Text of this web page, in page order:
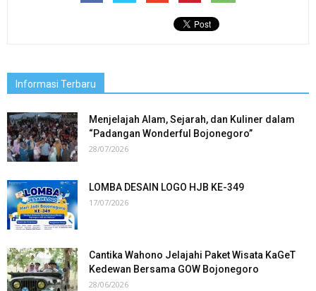
Informasi Terbaru
Menjelajah Alam, Sejarah, dan Kuliner dalam
“Padangan Wonderful Bojonegoro”
28/07/2026
LOMBA DESAIN LOGO HJB KE-349
17/07/2026
Cantika Wahono Jelajahi Paket Wisata KaGeT
Kedewan Bersama GOW Bojonegoro
28/06/2026